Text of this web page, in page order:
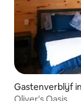
Gastenverblijf